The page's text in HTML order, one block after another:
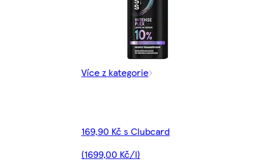
Více z kategorie
169,90 Kč s Clubcard
(1699,00 Kč/l)